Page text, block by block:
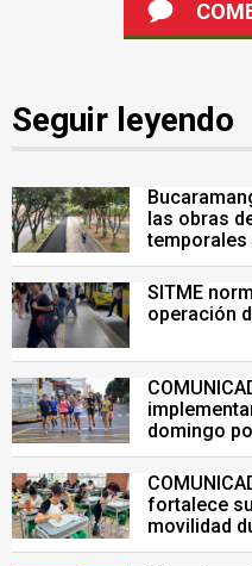
Seguir leyendo
las obras
temporales
SITME
operación
domingo
fortalece
movilidad
Pruebas